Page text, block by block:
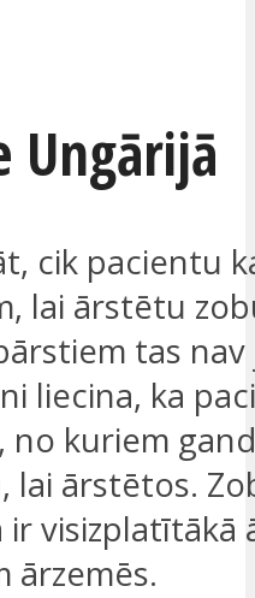
Ungārijā
cik pacientu
lai ārstētu
tas
liecina, ka
no kuriem
lai ārstētos.
visizplatītākā
ārzemēs.